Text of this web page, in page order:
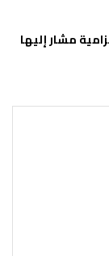
مشار إليها